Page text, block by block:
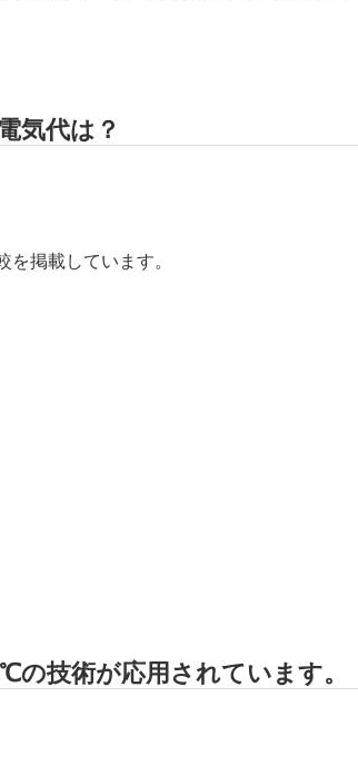
気代は？
掲載しています。
技術が応用されています。